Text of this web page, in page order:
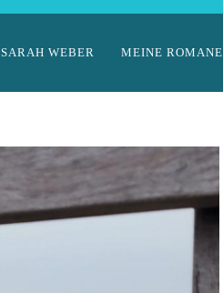
SARAH WEBER MEINE ROMANE